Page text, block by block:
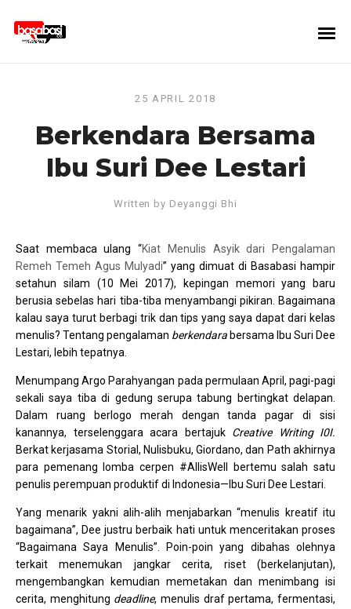
25 APRIL 2018
Berkendara Bersama
Ibu Suri Dee Lestari
Written by Deyanggi Bhi
Saat membaca ulang “Kiat Menulis Asyik dari Pengalaman
Remeh Temeh Agus Mulyadi” yang dimuat di Basabasi hampir
setahun silam (10 Mei 2017), kepingan memori yang baru
berusia sebelas hari tiba-tiba menyambangi pikiran. Bagaimana
kalau saya turut berbagi trik dan tips yang saya dapat dari kelas
menulis? Tentang pengalaman berkendara bersama Ibu Suri Dee
Lestari, lebih tepatnya.
Menumpang Argo Parahyangan pada permulaan April, pagi-pagi
sekali saya tiba di gedung serupa tabung bertingkat delapan.
Dalam ruang berlogo merah dengan tanda pagar di sisi
kanannya, terselenggara acara bertajuk Creative Writing I0I.
Berkat kerjasama Storial, Nulisbuku, Giordano, dan Path akhirnya
para pemenang lomba cerpen #AllisWell bertemu salah satu
penulis perempuan produktif di Indonesia—Ibu Suri Dee Lestari.
Yang menarik yakni alih-alih menjabarkan “menulis kreatif itu
bagaimana”, Dee justru berbaik hati untuk menceritakan proses
“Bagaimana Saya Menulis”. Poin-poin yang dibahas olehnya
terkait menemukan jangkar cerita, riset (berkelanjutan),
mengembangkan kemudian memetakan dan menimbang isi
cerita, menghitung deadline, menulis draf pertama, fermentasi,